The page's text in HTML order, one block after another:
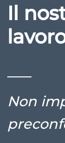
Il
Non